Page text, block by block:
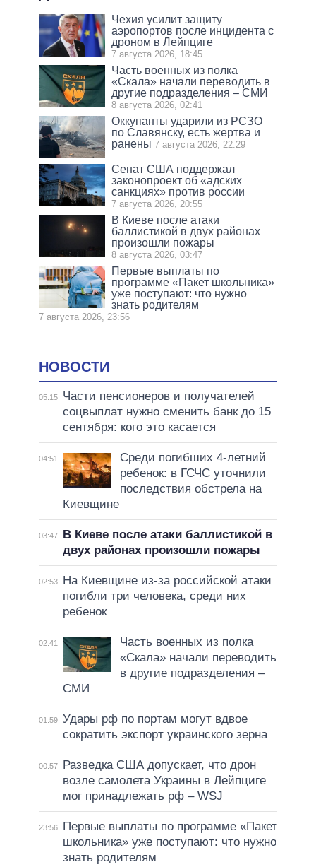
Чехия усилит защиту
аэропортов после инцидента с
дроном в Лейпциге
7 августа 2026, 18:45
Часть военных из полка
«Скала» начали переводить в
другие подразделения – СМИ
8 августа 2026, 02:41
Оккупанты ударили из РСЗО
по Славянску, есть жертва и
ранены 7 августа 2026, 22:29
Сенат США поддержал
законопроект об «адских
санкциях» против россии
7 августа 2026, 20:55
В Киеве после атаки
баллистикой в двух районах
произошли пожары
8 августа 2026, 03:47
Первые выплаты по
программе «Пакет школьника»
уже поступают: что нужно
знать родителям
7 августа 2026, 23:56
НОВОСТИ
05:15
Части пенсионеров и получателей
соцвыплат нужно сменить банк до 15
сентября: кого это касается
04:51
Среди погибших 4-летний
ребенок: в ГСЧС уточнили
последствия обстрела на
Киевщине
03:47
В Киеве после атаки баллистикой в
двух районах произошли пожары
02:53
На Киевщине из-за российской атаки
погибли три человека, среди них
ребенок
02:41
Часть военных из полка
«Скала» начали переводить
в другие подразделения –
СМИ
01:59 Удары рф по портам могут вдвое
сократить экспорт украинского зерна
00:57
Разведка США допускает, что дрон
возле самолета Украины в Лейпциге
мог принадлежать рф – WSJ
23:56
Первые выплаты по программе «Пакет
школьника» уже поступают: что нужно
знать родителям